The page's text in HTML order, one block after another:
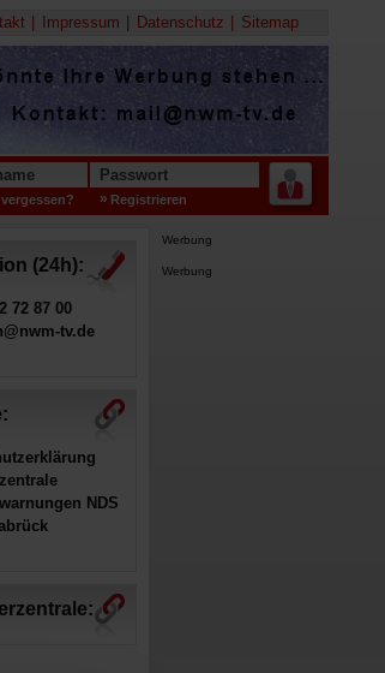
Impressum Datenschutz Sitemap
Passwort
Registrieren
(24h):
72 87 00
tv.de
NDS
Werbung
Werbung